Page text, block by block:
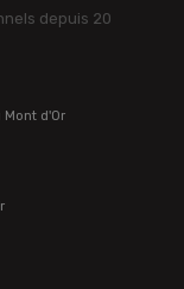
depuis 20
d'Or